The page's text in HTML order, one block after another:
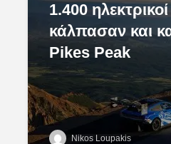
1.400
κάλπασαν και
Pikes Peak
Nikos Loupakis